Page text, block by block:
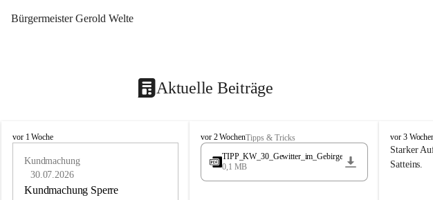
Bürgermeister Gerold Welte
Aktuelle Beiträge
L
vor 1 Woche
Kundmachung
30.07.2026
Kundmachung Sperre
L
a
e
vor 2 WochenTipps & Tricks
TIPP_KW_30_Gewitter_im_Gebirge
0,1 MB
F
r
e
vor 3
Starker
Satteins.